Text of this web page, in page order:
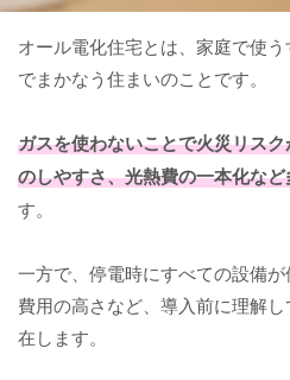
オール電化住宅とは、家庭で使
でまかなう住まいのことです。
ガスを使わないことで火災リス
のしやすさ、光熱費の一本化な
す。
一方で、停電時にすべての設備
費用の高さなど、導入前に理解
在します。